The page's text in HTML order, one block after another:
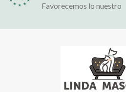
Favorecemos lo nuestro